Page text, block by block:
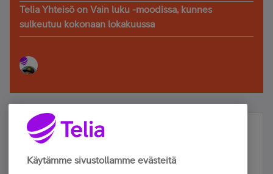
Telia Yhteisö on Vain luku -moodissa, kunnes
sulkeutuu kokonaan lokakuussa
Älä jää paitsi – osallistu ja voita!
Tilaa Telian uutiskirje ja olet mukana arvonnassa.
Käytämme sivustollamme evästeitä